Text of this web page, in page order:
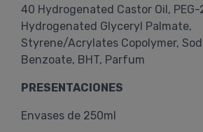
40 Hydrogenated Castor Oil, PEG-
Hydrogenated Glyceryl Palmate,
Styrene/Acrylates Copolymer,
Benzoate, BHT, Parfum
PRESENTACIONES
Envases de 250ml